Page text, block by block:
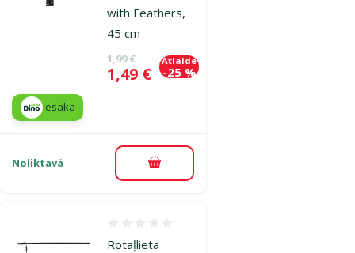
with Feathers,
45 cm
Oriģinālā cena
1,99 €
Cena
1,49 €
Atlaide
-25 %
iesaka
Noliktavā Pievienot grozam
Rotaļlieta